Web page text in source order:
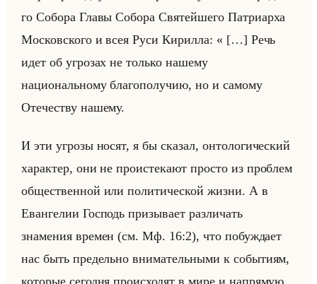
го Со­бо­ра Главы Со­бо­ра Свя­тейше­го Пат­ри­ар­ха
Мос­ков­ско­го и всея Руси Ки­рил­ла: « […] Речь
идет об угрозах не только нашему
национальному благополучию, но и самому
Отечеству нашему.
И эти угрозы носят, я бы сказал, онтологический
характер, они не проистекают просто из проблем
общественной или политической жизни. А в
Евангелии Господь призывает различать
знамения времен (см. Мф. 16:2), что побуждает
нас быть предельно внимательными к событиям,